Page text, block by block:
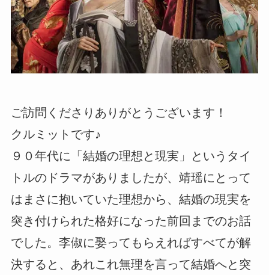
ご訪問くださりありがとうございます！
クルミットです♪
９０年代に「結婚の理想と現実」というタイ
トルのドラマがありましたが、靖瑶にとって
はまさに抱いていた理想から、結婚の現実を
突き付けられた格好になった前回までのお話
でした。李俶に娶ってもらえればすべてが解
決すると、あれこれ無理を言って結婚へと突